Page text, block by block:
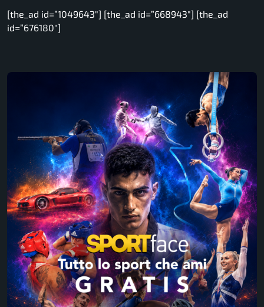
[the_ad id=”1049643″] [the_ad id=”668943″] [the_ad
id=”676180″]